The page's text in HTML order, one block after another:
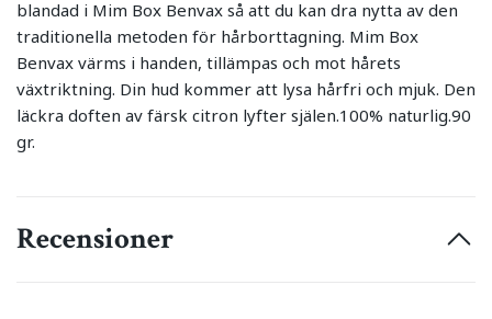
blandad i Mim Box Benvax så att du kan dra nytta av den
traditionella metoden för hårborttagning. Mim Box
Benvax värms i handen, tillämpas och mot hårets
växtriktning. Din hud kommer att lysa hårfri och mjuk. Den
läckra doften av färsk citron lyfter själen.100% naturlig.90
gr.
Recensioner